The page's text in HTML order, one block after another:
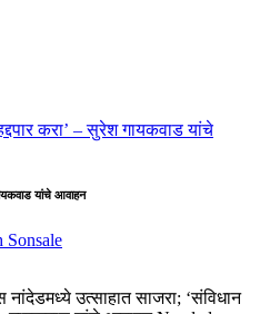
यांचे आवाहन
Sonsale
उत्साहात साजरा; ‘संविधान